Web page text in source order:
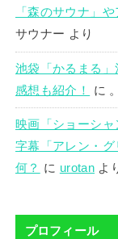
「森のサウナ」
サウナー より
池袋「かるまる」
感想も紹介！
に
映画「ショーシ
字幕「アレン・
何？
に urotan よ
プロフィール